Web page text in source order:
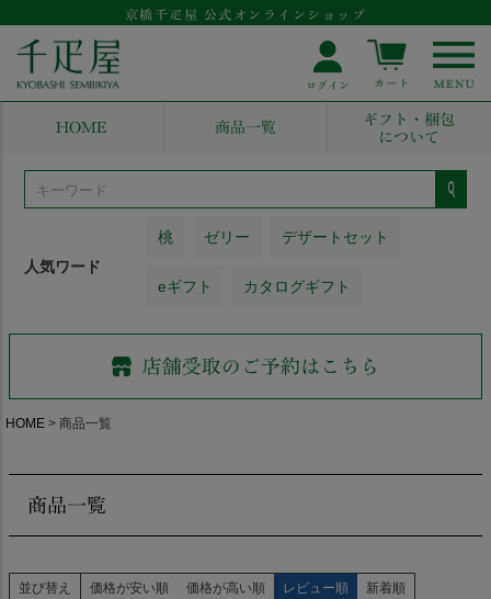
京橋千疋屋 公式オンラインショップ
HOME 商品一覧
ギフト・梱包
について
人気ワード
桃 ゼリー デザートセット
eギフト カタログギフト
HOME 商品一覧
商品一覧
並び替え 価格が安い順 価格が高い順 レビュー順 新着順